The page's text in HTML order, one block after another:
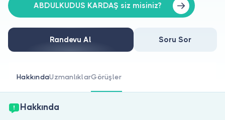
Doktorlar için
Doktor musunuz?
ABDULKUDUS KARDAŞ siz misiniz?
Randevu Al Soru Sor
HakkındaUzmanlıklarGörüşler
Hakkında